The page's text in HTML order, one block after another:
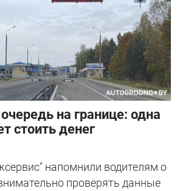
на границе: одна
стоить денег
напомнили водителям о
проверять данные